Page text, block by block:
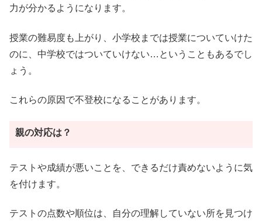
力が分かるようになります。
授業の難易度も上がり、小学校までは授業についていけた
のに、中学校ではついていけない…ということもあるでし
ょう。
これらの原因で不登校になることがあります。
親の対応は？
テストや成績が悪いことを、できるだけ責めないように気
を付けます。
テストの点数や順位は、自分の理解していない所を見つけ